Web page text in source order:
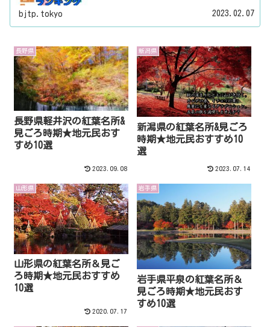
齢と平均の勤続年数についても表示しています。
bjtp.tokyo 2023.02.07
長野県
長野県軽井沢の紅葉名所&
見ごろ時期★地元民おす
すめ10選
2023.09.08
新潟県
新潟県の紅葉名所&見ごろ
時期★地元民おすすめ10
選
2023.07.14
山形県
山形県の紅葉名所＆見ご
ろ時期★地元民おすすめ
10選
2020.07.17
岩手県
岩手県平泉の紅葉名所＆
見ごろ時期★地元民おす
すめ10選